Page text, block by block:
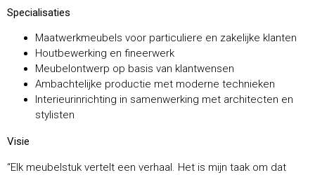
Specialisaties
Maatwerkmeubels voor particuliere en zakelijke klanten
Houtbewerking en fineerwerk
Meubelontwerp op basis van klantwensen
Ambachtelijke productie met moderne technieken
Interieurinrichting in samenwerking met architecten en
stylisten
Visie
“Elk meubelstuk vertelt een verhaal. Het is mijn taak om dat